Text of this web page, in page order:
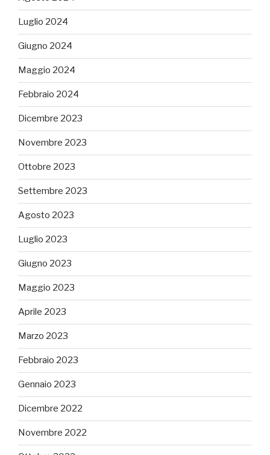
Luglio 2024
Giugno 2024
Maggio 2024
Febbraio 2024
Dicembre 2023
Novembre 2023
Ottobre 2023
Settembre 2023
Agosto 2023
Luglio 2023
Giugno 2023
Maggio 2023
Aprile 2023
Marzo 2023
Febbraio 2023
Gennaio 2023
Dicembre 2022
Novembre 2022